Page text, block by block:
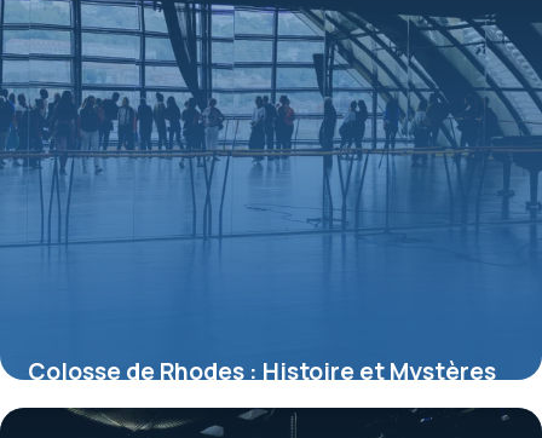
Colosse de Rhodes : Histoire et Mystères
2026